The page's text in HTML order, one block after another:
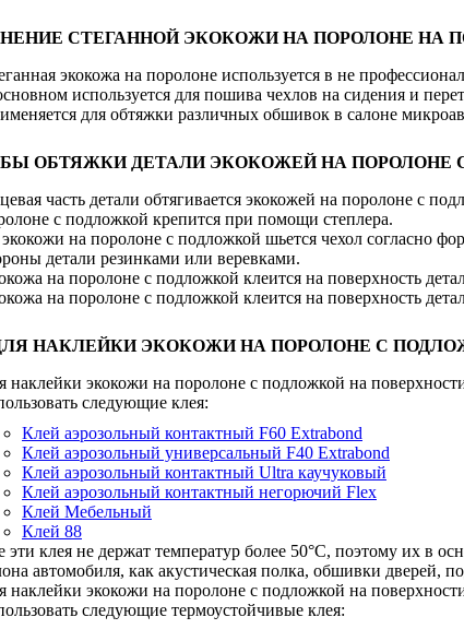
СТЕГАННОЙ ЭКОКОЖИ НА ПОРОЛОНЕ НА
экокожа на поролоне используется в не
используется для пошива чехлов на сидения и
для обтяжки различных обшивок в салоне
ОБТЯЖКИ ДЕТАЛИ ЭКОКОЖЕЙ НА ПОРОЛОНЕ
часть детали обтягивается экокожей на поролоне с
с подложкой крепится при помощи степлера.
на поролоне с подложкой шьется чехол согласно
детали резинками или веревками.
на поролоне с подложкой клеится на поверхность
на поролоне с подложкой клеится на поверхность
НАКЛЕЙКИ ЭКОКОЖИ НА ПОРОЛОНЕ С
наклейки экокожи на поролоне с подложкой на
следующие клея:
Клей аэрозольный контактный F60 Extrabond
Клей аэрозольный универсальный F40 Extrabond
Клей аэрозольный контактный Ultra каучуковый
Клей аэрозольный контактный негорючий Flex
Клей Мебельный
Клей 88
эти клея не держат температур более 50°С, поэтому их в
автомобиля, как акустическая полка, обшивки дверей,
наклейки экокожи на поролоне с подложкой на
следующие термоустойчивые клея: